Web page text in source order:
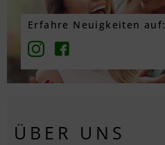
Erfahre Neuigkeiten auf:
ÜBER UNS